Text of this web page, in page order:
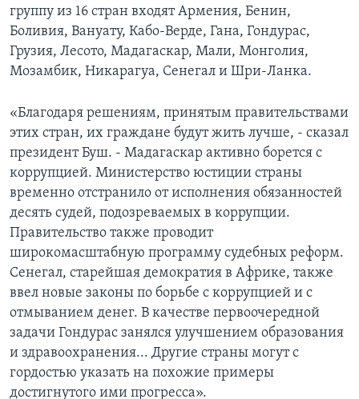
Языки
группу из 16 стран входят Армения, Бенин,
Боливия, Вануату, Кабо-Верде, Гана, Гондурас,
Грузия, Лесото, Мадагаскар, Мали, Монголия,
Мозамбик, Никарагуа, Сенегал и Шри-Ланка.
«Благодаря решениям, принятым правительствами
этих стран, их граждане будут жить лучше, - сказал
президент Буш. - Мадагаскар активно борется с
коррупцией. Министерство юстиции страны
временно отстранило от исполнения обязанностей
десять судей, подозреваемых в коррупции.
Правительство также проводит
широкомасштабную программу судебных реформ.
Сенегал, старейшая демократия в Африке, также
ввел новые законы по борьбе с коррупцией и с
отмыванием денег. В качестве первоочередной
задачи Гондурас занялся улучшением образования
и здравоохранения... Другие страны могут с
гордостью указать на похожие примеры
достигнутого ими прогресса».